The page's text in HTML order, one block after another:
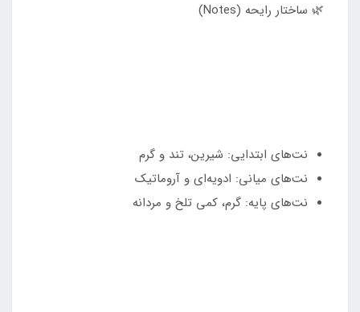
🌿 ساختار رایحه (Notes)
نت‌های ابتدایی: شیرین، تند و گرم
نت‌های میانی: ادویه‌ای و آروماتیک
نت‌های پایه: گرم، کمی تلخ و مردانه